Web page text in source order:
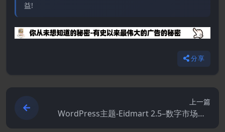
益!
分享
上一篇
WordPress主题-Eidmart 2.5–数字市场Wo
rdPress主题